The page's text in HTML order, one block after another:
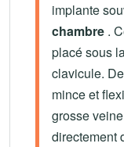
implante
chambre .
placé sous
clavicule.
mince et
grosse
directement